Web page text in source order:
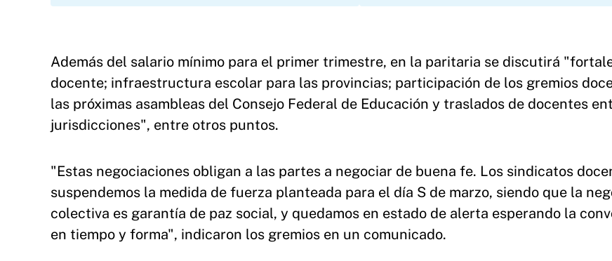
Además del salario mínimo para el primer trimestre, en la paritaria se discutirá
docente; infraestructura escolar para las provincias; participación de los gremios
las próximas asambleas del Consejo Federal de Educación y traslados de docentes
jurisdicciones", entre otros puntos.
"Estas negociaciones obligan a las partes a negociar de buena fe. Los sindicatos
suspendemos la medida de fuerza planteada para el día S de marzo, siendo que la
colectiva es garantía de paz social, y quedamos en estado de alerta esperando la
en tiempo y forma", indicaron los gremios en un comunicado.